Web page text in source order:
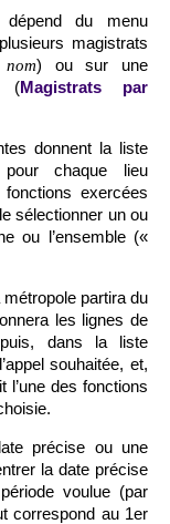
du menu
magistrats
nom) ou sur une
(Magistrats par
donnent la liste
chaque lieu
exercées
sélectionner un ou
ou l’ensemble («
partira du
les lignes de
dans la liste
souhaitée, et,
l’une des fonctions
précise ou une
la date précise
voulue (par
correspond au 1er